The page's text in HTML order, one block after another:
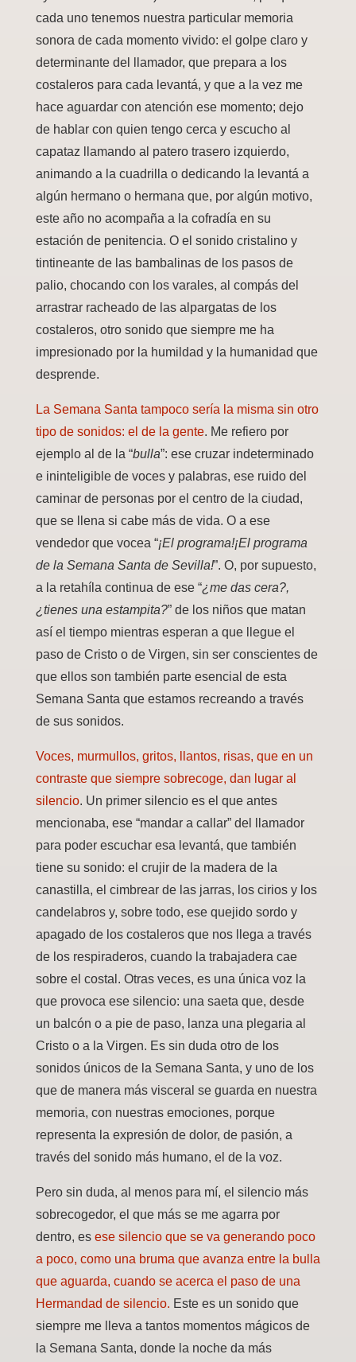
cada uno tenemos nuestra particular memoria
sonora de cada momento vivido: el golpe claro y
determinante del llamador, que prepara a los
costaleros para cada levantá, y que a la vez me
hace aguardar con atención ese momento; dejo
de hablar con quien tengo cerca y escucho al
capataz llamando al patero trasero izquierdo,
animando a la cuadrilla o dedicando la levantá a
algún hermano o hermana que, por algún motivo,
este año no acompaña a la cofradía en su
estación de penitencia. O el sonido cristalino y
tintineante de las bambalinas de los pasos de
palio, chocando con los varales, al compás del
arrastrar racheado de las alpargatas de los
costaleros, otro sonido que siempre me ha
impresionado por la humildad y la humanidad que
desprende.
La Semana Santa tampoco sería la misma sin otro
tipo de sonidos: el de la gente. Me refiero por
ejemplo al de la “bulla”: ese cruzar indeterminado
e ininteligible de voces y palabras, ese ruido del
caminar de personas por el centro de la ciudad,
que se llena si cabe más de vida. O a ese
vendedor que vocea “¡El programa!¡El programa
de la Semana Santa de Sevilla!”. O, por supuesto,
a la retahíla continua de ese “¿me das cera?,
¿tienes una estampita?” de los niños que matan
así el tiempo mientras esperan a que llegue el
paso de Cristo o de Virgen, sin ser conscientes de
que ellos son también parte esencial de esta
Semana Santa que estamos recreando a través
de sus sonidos.
Voces, murmullos, gritos, llantos, risas, que en un
contraste que siempre sobrecoge, dan lugar al
silencio. Un primer silencio es el que antes
mencionaba, ese “mandar a callar” del llamador
para poder escuchar esa levantá, que también
tiene su sonido: el crujir de la madera de la
canastilla, el cimbrear de las jarras, los cirios y los
candelabros y, sobre todo, ese quejido sordo y
apagado de los costaleros que nos llega a través
de los respiraderos, cuando la trabajadera cae
sobre el costal. Otras veces, es una única voz la
que provoca ese silencio: una saeta que, desde
un balcón o a pie de paso, lanza una plegaria al
Cristo o a la Virgen. Es sin duda otro de los
sonidos únicos de la Semana Santa, y uno de los
que de manera más visceral se guarda en nuestra
memoria, con nuestras emociones, porque
representa la expresión de dolor, de pasión, a
través del sonido más humano, el de la voz.
Pero sin duda, al menos para mí, el silencio más
sobrecogedor, el que más se me agarra por
dentro, es ese silencio que se va generando poco
a poco, como una bruma que avanza entre la bulla
que aguarda, cuando se acerca el paso de una
Hermandad de silencio. Este es un sonido que
siempre me lleva a tantos momentos mágicos de
la Semana Santa, donde la noche da más